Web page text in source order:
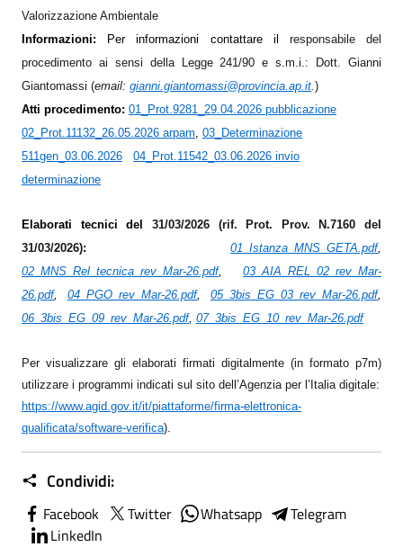
Valorizzazione Ambientale
Informazioni:
Per informazioni contattare il responsabile del
procedimento ai sensi della Legge 241/90 e s.m.i.: Dott. Gianni
Giantomassi (email: gianni.giantomassi@provincia.ap.it.)
Atti procedimento: 01_Prot.9281_29.04.2026 pubblicazione
02_Prot.11132_26.05.2026 arpam, 03_Determinazione
511gen_03.06.2026
04_Prot.11542_03.06.2026 invio
determinazione
Elaborati tecnici del 31/03/2026 (rif. Prot. Prov. N.7160 del
31/03/2026): 01_Istanza_MNS_GETA.pdf,
02_MNS_Rel_tecnica_rev_Mar-26.pdf, 03_AIA_REL_02_rev_Mar-
26.pdf, 04_PGO_rev_Mar-26.pdf, 05_3bis_EG_03_rev_Mar-26.pdf,
06_3bis_EG_09_rev_Mar-26.pdf, 07_3bis_EG_10_rev_Mar-26.pdf
Per visualizzare gli elaborati firmati digitalmente (in formato p7m)
utilizzare i programmi indicati sul sito dell’Agenzia per l’Italia digitale:
https://www.agid.gov.it/it/piattaforme/firma-elettronica-
qualificata/software-verifica).
Condividi:
Facebook Twitter Whatsapp
Telegram
LinkedIn